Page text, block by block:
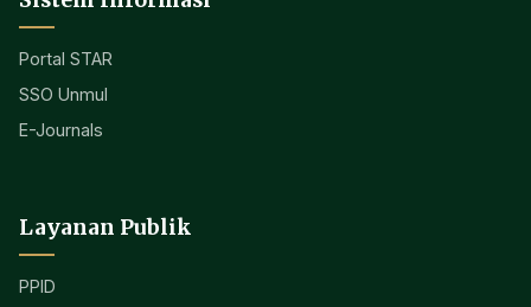
Portal STAR
SSO Unmul
E-Journals
Layanan Publik
PPID